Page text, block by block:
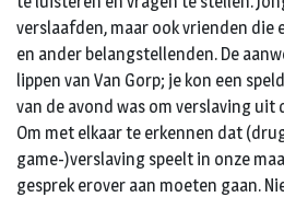
verslaafden, maar ook vrienden die
en ander belangstellenden. De
lippen van Van Gorp; je kon een
van de avond was om verslaving uit
Om met elkaar te erkennen dat
game-)verslaving speelt in onze
gesprek erover aan moeten gaan.